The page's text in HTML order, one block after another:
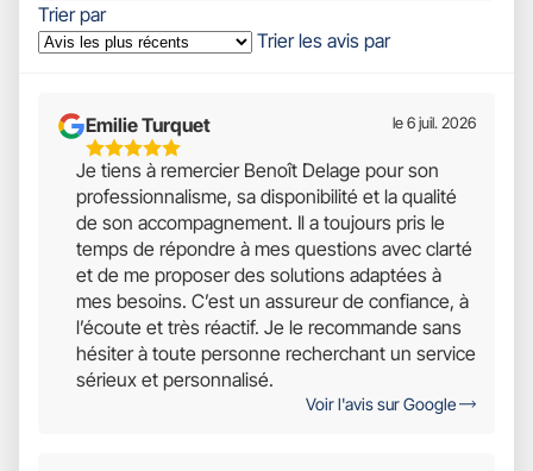
Trier par
Trier les avis par
Emilie Turquet
5
Étoiles
Sur
5
le 6 juil. 2026
Je tiens à remercier Benoît Delage pour son
professionnalisme, sa disponibilité et la qualité
de son accompagnement. Il a toujours pris le
temps de répondre à mes questions avec clarté
et de me proposer des solutions adaptées à
mes besoins. C’est un assureur de confiance, à
l’écoute et très réactif. Je le recommande sans
hésiter à toute personne recherchant un service
sérieux et personnalisé.
Voir l'avis sur Google